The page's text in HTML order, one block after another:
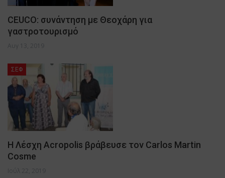
CEUCO: συνάντηση με Θεοχάρη για
γαστροτουρισμό
Αυγ 13, 2019
ΣΕΦ
Η Λέσχη Acropolis βράβευσε τον Carlos Martin
Cosme
Ιούλ 22, 2019